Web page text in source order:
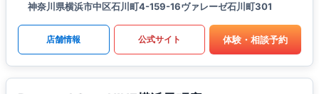
神奈川県横浜市中区石川町4-159-16ヴァレーゼ石川町301
店舗情報 公式サイト 体験・相談予約